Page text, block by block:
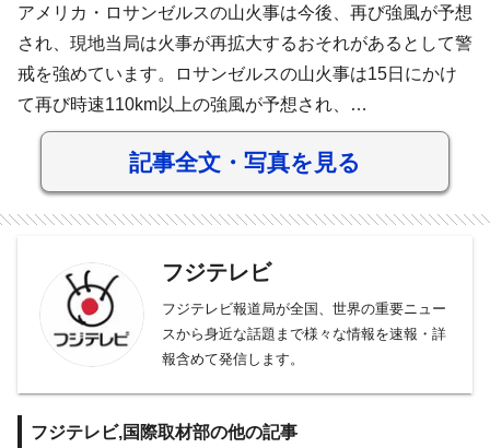
アメリカ・ロサンゼルスの山火事は今後、再び強風が予想
され、現地当局は火事が再拡大するおそれがあるとして警
戒を強めています。ロサンゼルスの山火事は15日にかけ
て再び時速110km以上の強風が予想され、…
記事全文・写真を見る
フジテレビ
フジテレビ報道局が全国、世界の重要ニュー
スから身近な話題まで様々な情報を速報・詳
報含めて発信します。
フジテレビ,国際取材部の他の記事